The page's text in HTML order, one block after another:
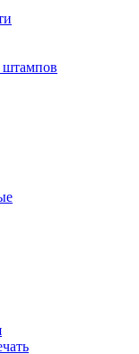
штампов